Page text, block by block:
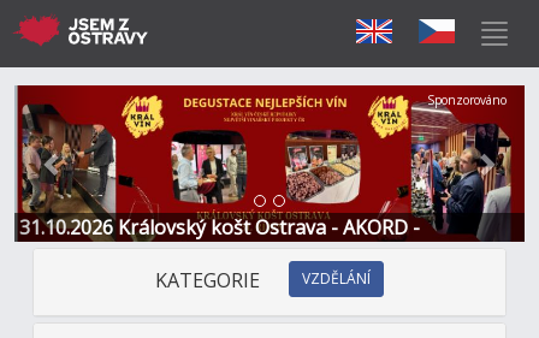
31.10.2026 Královský košt Ostrava - AKORD -
Restaurace a Hotel
Předchozí Další
Sponzorováno
KATEGORIE VZDĚLÁNÍ